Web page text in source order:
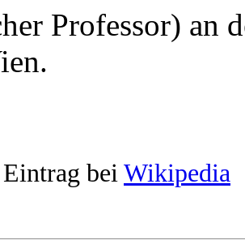
Professor) an
Eintrag bei Wikipedia